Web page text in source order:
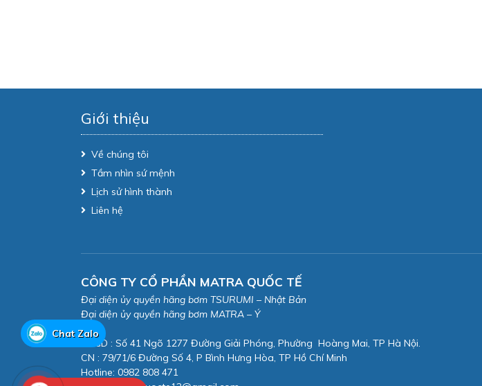
Giới thiệu
Về chúng tôi
Tầm nhìn sứ mệnh
Lịch sử hình thành
Liên hệ
CÔNG TY CỔ PHẦN MATRA QUỐC TẾ
Đại diện ủy quyền hãng bơm TSURUMI – Nhật Bản
Đại diện ủy quyền hãng bơm MATRA – Ý
VPGD : Số 41 Ngõ 1277 Đường Giải Phóng, Phường Hoàng Mai, TP Hà Nội.
CN : 79/71/6 Đường Số 4, P Bình Hưng Hòa, TP Hồ Chí Minh
Hotline: 0982 808 471
Chat Zalo